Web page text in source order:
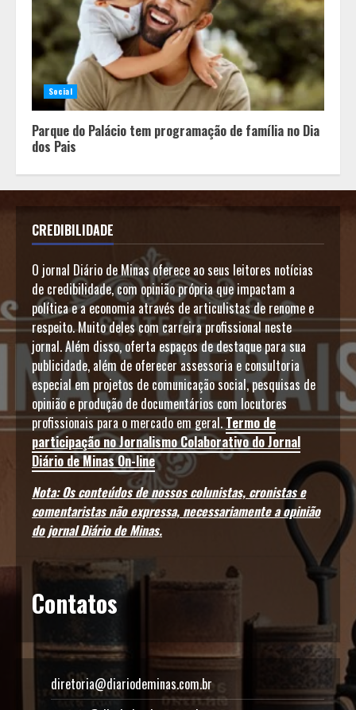
Social
Parque do Palácio tem programação de família no Dia
dos Pais
CREDIBILIDADE
O jornal Diário de Minas oferece ao seus leitores notícias
de credibilidade, com opinião própria que impactam a
política e a economia através de articulistas de renome e
respeito. Muito deles com carreira profissional neste
jornal. Além disso, oferta espaços de destaque para sua
publicidade, além de oferecer assessoria e consultoria
especial em projetos de comunicação social, pesquisas de
opinião e produção de documentários com locutores
profissionais para o mercado em geral.Termo de
participação no Jornalismo Colaborativo do Jornal
Diário de Minas On-line
Nota: Os conteúdos de nossos colunistas, cronistas e
comentaristas não expressa, necessariamente a opinião
do jornal Diário de Minas.
Contatos
diretoria@diariodeminas.com.br